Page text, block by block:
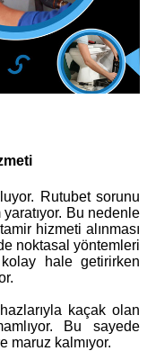
Rutubet sorunu
Bu nedenle
hizmeti alınması
noktasal yöntemleri
hale getirirken
kaçak olan
Bu sayede
maruz kalmıyor.